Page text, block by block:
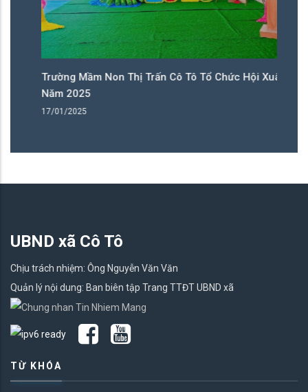
Trường Mầm Non Thị Trấn Cô Tô Tổ Chức Hội Xuân
Năm 2025
17/01/2025
UBND xã Cô Tô
Chịu trách nhiệm: Ông Nguyễn Văn Văn
Quản lý nội dung: Ban biên tập Trang TTĐT UBND xã
TỪ KHÓA